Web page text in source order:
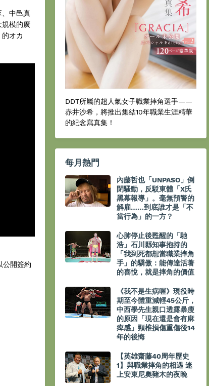
中邑真
規模的廣
オカ
公開簽約
DDT所屬的超人氣女子職業摔角選手——
赤井沙希，將推出集結10年職業生涯精華
的紀念寫真集！
每月熱門
內藤哲也「UNPASO」倒
閉騷動，反駁東體「X氏
黑幕報導」。毫無預警的
解雇……到底誰才是「不
當行為」的一方？
心肺停止後甦醒的「馳
浩」石川縣知事抱持的
「我到死都想當職業摔角
手」的驕傲：能傳達活著
的喜悅，就是摔角的價值
《我不是生病喔》現役時
期至今體重減輕45公斤，
中西學先生親口透露暴瘦
的原因「現在還是會有麻
痺感」頸椎損傷重傷後14
年的後悔
【英雄齋藤40周年歷史
1】與職業摔角的相遇 迷
上安東尼奧豬木的夜晚